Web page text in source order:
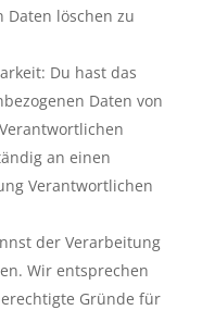
Daten löschen zu
Du hast das
Daten von
an einen
Verantwortlichen
der Verarbeitung
Wir entsprechen
Gründe für